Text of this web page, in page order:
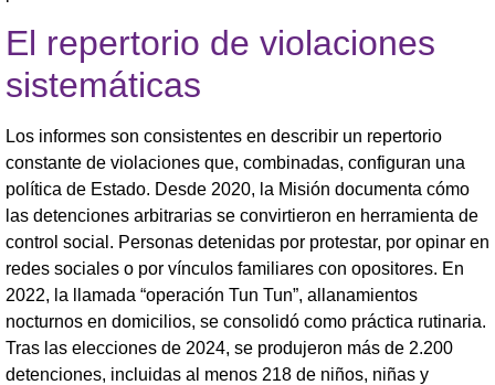
El repertorio de violaciones
sistemáticas
Los informes son consistentes en describir un repertorio
constante de violaciones que, combinadas, configuran una
política de Estado. Desde 2020, la Misión documenta cómo
las detenciones arbitrarias se convirtieron en herramienta de
control social. Personas detenidas por protestar, por opinar en
redes sociales o por vínculos familiares con opositores. En
2022, la llamada “operación Tun Tun”, allanamientos
nocturnos en domicilios, se consolidó como práctica rutinaria.
Tras las elecciones de 2024, se produjeron más de 2.200
detenciones, incluidas al menos 218 de niños, niñas y